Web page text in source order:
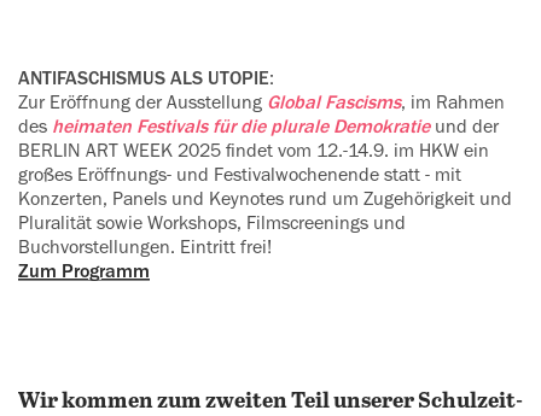
ANTIFASCHISMUS ALS UTOPIE:
Zur Eröffnung der Ausstellung Global Fascisms, im Rahmen
des heimaten Festivals für die plurale Demokratieund der
BERLIN ART WEEK 2025 findet vom 12.-14.9. im HKW ein
großes Eröffnungs- und Festivalwochenende statt - mit
Konzerten, Panels und Keynotes rund um ‍Zugehörigkeit und
Pluralität sowie Workshops, Filmscreenings und
‍Buchvorstellungen. Eintritt frei!
Zum Programm
Wir kommen zum zweiten Teil unserer Schulzeit-